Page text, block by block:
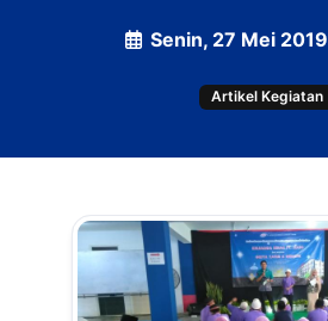
Senin, 27 Mei 2019
Artikel Kegiatan